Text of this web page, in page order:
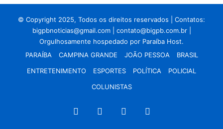
© Copyright 2025, Todos os direitos reservados | Contatos:
bigpbnoticias@gmail.com
contato@bigpb.com.br
Orgulhosamente hospedado por Paraíba Host.
PARAÍBA
CAMPINA GRANDE JOÃO PESSOA
BRASIL
ENTRETENIMENTO
ESPORTES POLÍTICA
POLICIAL
COLUNISTAS
Facebook
X YouTubeInstagram